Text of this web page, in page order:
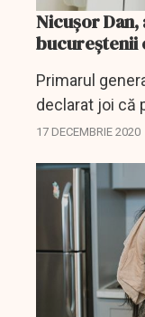
Nicușor Dan,
bucureștenii
Primarul
declarat joi că
calde şi a
acest...
17 DECEMBRIE 2020